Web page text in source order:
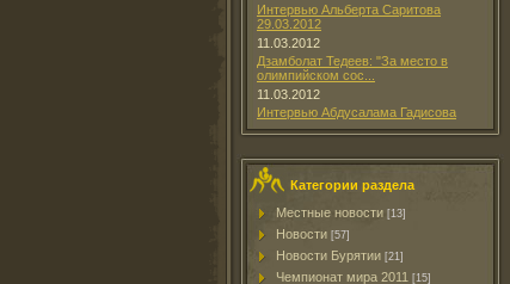
Интервью Альберта Саритова
29.03.2012
11.03.2012
Дзамболат Тедеев: "За место в
олимпийском сос...
11.03.2012
Интервью Абдусалама Гадисова
Категории раздела
Местные новости [13]
Новости [57]
Новости Бурятии [21]
Чемпионат мира 2011 [15]